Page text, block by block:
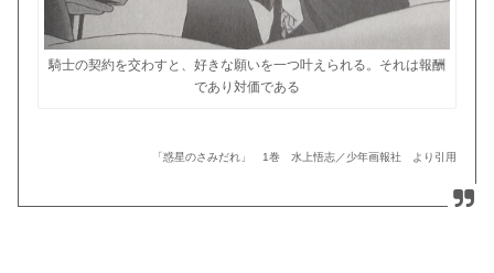
騎士の契約を交わすと、好きな願いを一つ叶えられる。それは報酬
であり対価である
「惑星のさみだれ」 1巻 水上悟志／少年画報社 より引用